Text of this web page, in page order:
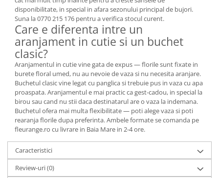
disponibilitate, in special in afara sezonului principal de bujori.
Suna la 0770 215 176 pentru a verifica stocul curent.
Care e diferenta intre un
aranjament in cutie si un buchet
clasic?
Aranjamentul in cutie vine gata de expus — florile sunt fixate in
burete floral umed, nu au nevoie de vaza si nu necesita aranjare.
Buchetul clasic vine legat cu panglica si trebuie pus in vaza cu apa
proaspata. Aranjamentul e mai practic ca gest-cadou, in special la
birou sau cand nu stii daca destinatarul are o vaza la indemana.
Buchetul ofera mai multa flexibilitate — poti alege vaza si poti
rearanja florile dupa preferinta. Ambele formate se comanda pe
fleurange.ro cu livrare in Baia Mare in 2-4 ore.
Caracteristici
Review-uri(0)